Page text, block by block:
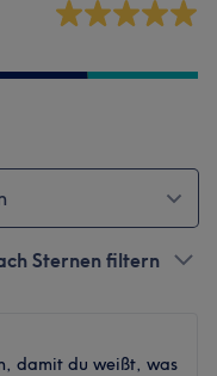
Sternen filtern
damit du weißt, was